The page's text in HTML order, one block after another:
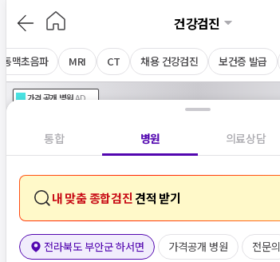
건강검진
경동맥초음파 MRI CT 채용 건강검진 보건증 발급
가격공개 병원AD
통합 병원 의료상담
내 맞춤 종합검진 견적 받기
전라북도 부안군 하서면 가격공개 병원 전문의